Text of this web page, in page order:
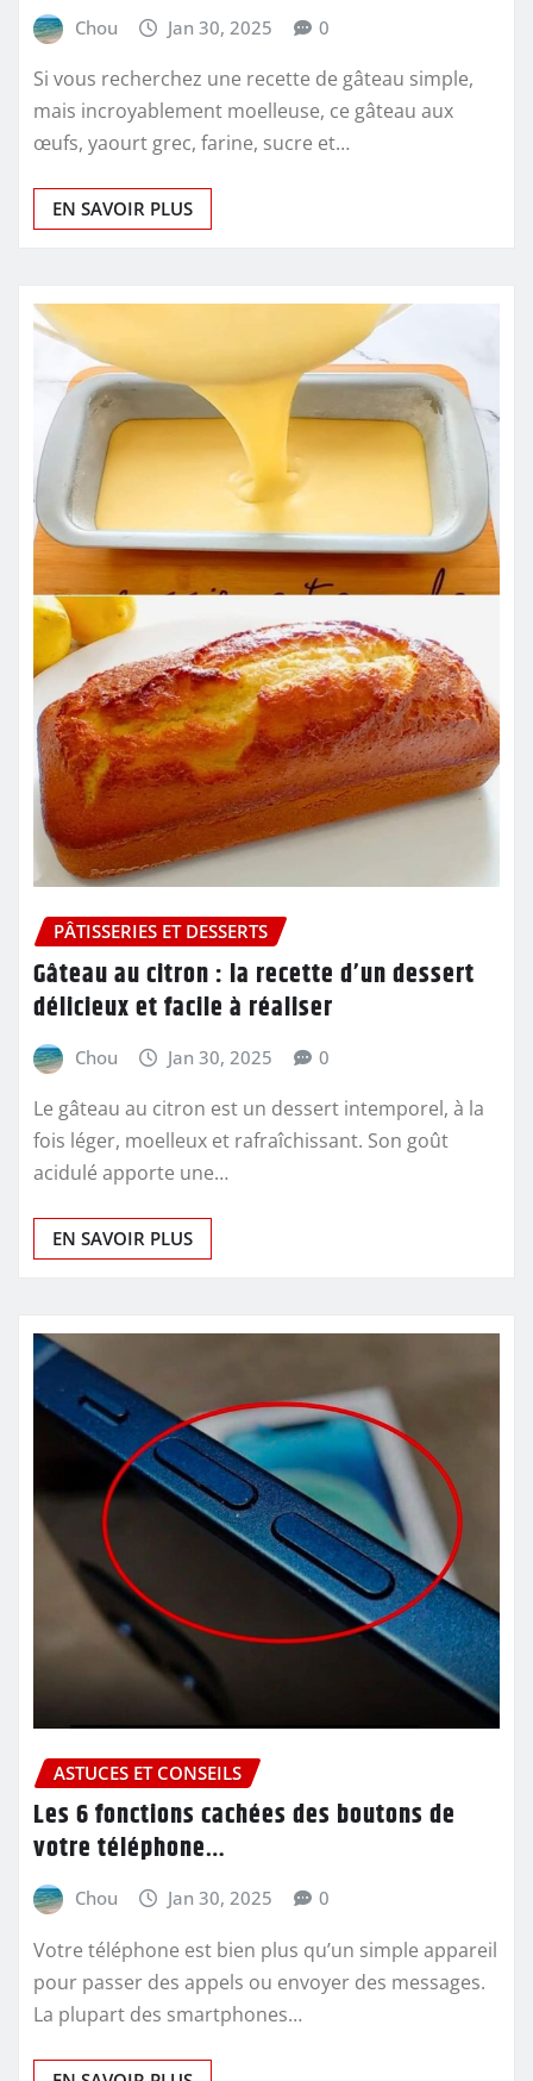
Chou Jan 30, 2025 0
Si vous recherchez une recette de gâteau simple,
mais incroyablement moelleuse, ce gâteau aux
œufs, yaourt grec, farine, sucre et…
EN SAVOIR PLUS
PÂTISSERIES ET DESSERTS
Gâteau au citron : la recette d’un dessert
délicieux et facile à réaliser
Chou Jan 30, 2025 0
Le gâteau au citron est un dessert intemporel, à la
fois léger, moelleux et rafraîchissant. Son goût
acidulé apporte une…
EN SAVOIR PLUS
ASTUCES ET CONSEILS
Les 6 fonctions cachées des boutons de
votre téléphone…
Chou Jan 30, 2025 0
Votre téléphone est bien plus qu’un simple appareil
pour passer des appels ou envoyer des messages.
La plupart des smartphones…